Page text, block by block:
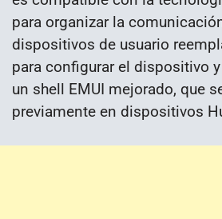
para organizar la
dispositivos de usuario
para configurar el dispositivo
un shell EMUI mejorado, que
previamente en dispositivos